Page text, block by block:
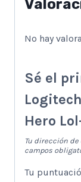
No hay
Sé el
Hero
Tu dirección
campos
Tu